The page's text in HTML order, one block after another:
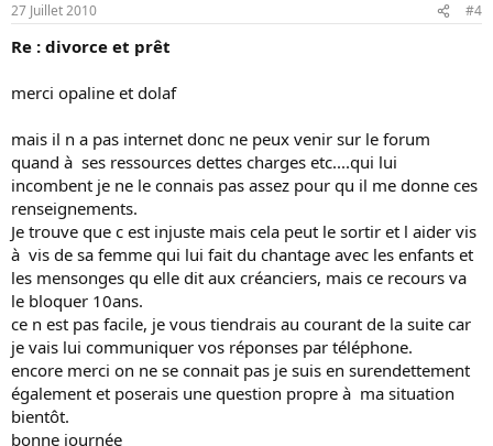
27 Juillet 2010 #4
Re : divorce et prêt
merci opaline et dolaf
mais il n a pas internet donc ne peux venir sur le forum
quand à ses ressources dettes charges etc....qui lui
incombent je ne le connais pas assez pour qu il me donne ces
renseignements.
Je trouve que c est injuste mais cela peut le sortir et l aider vis
à vis de sa femme qui lui fait du chantage avec les enfants et
les mensonges qu elle dit aux créanciers, mais ce recours va
le bloquer 10ans.
ce n est pas facile, je vous tiendrais au courant de la suite car
je vais lui communiquer vos réponses par téléphone.
encore merci on ne se connait pas je suis en surendettement
également et poserais une question propre à ma situation
bientôt.
bonne journée